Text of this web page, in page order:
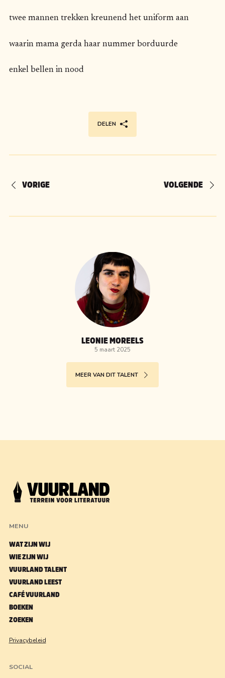
twee mannen trekken kreunend het uniform aan
waarin mama gerda haar nummer borduurde
enkel bellen in nood
DELEN
VORIGE VOLGENDE
LEONIE MOREELS
5 maart 2025
MEER VAN DIT TALENT
MENU
WAT ZIJN WIJ
WIE ZIJN WIJ
VUURLAND TALENT
VUURLAND LEEST
CAFÉ VUURLAND
BOEKEN
ZOEKEN
Privacybeleid
SOCIAL